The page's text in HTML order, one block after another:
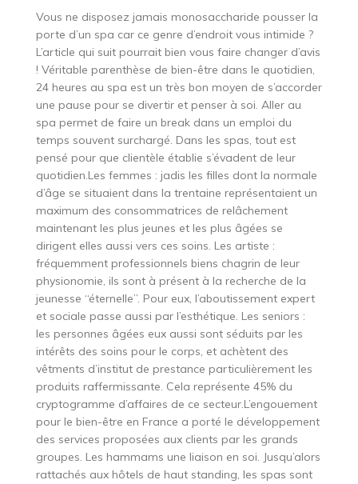
Vous ne disposez jamais monosaccharide pousser la
porte d’un spa car ce genre d’endroit vous intimide ?
L’article qui suit pourrait bien vous faire changer d’avis
! Véritable parenthèse de bien-être dans le quotidien,
24 heures au spa est un très bon moyen de s’accorder
une pause pour se divertir et penser à soi. Aller au
spa permet de faire un break dans un emploi du
temps souvent surchargé. Dans les spas, tout est
pensé pour que clientèle établie s’évadent de leur
quotidien.Les femmes : jadis les filles dont la normale
d’âge se situaient dans la trentaine représentaient un
maximum des consommatrices de relâchement
maintenant les plus jeunes et les plus âgées se
dirigent elles aussi vers ces soins. Les artiste :
fréquemment professionnels biens chagrin de leur
physionomie, ils sont à présent à la recherche de la
jeunesse “éternelle”. Pour eux, l’aboutissement expert
et sociale passe aussi par l’esthétique. Les seniors :
les personnes âgées eux aussi sont séduits par les
intérêts des soins pour le corps, et achètent des
vêtments d’institut de prestance particulièrement les
produits raffermissante. Cela représente 45% du
cryptogramme d’affaires de ce secteur.L’engouement
pour le bien-être en France a porté le développement
des services proposées aux clients par les grands
groupes. Les hammams une liaison en soi. Jusqu’alors
rattachés aux hôtels de haut standing, les spas sont